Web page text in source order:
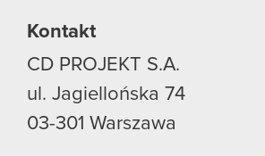
Kontakt
CD PROJEKT S.A.
ul. Jagiellońska 74
03-301 Warszawa